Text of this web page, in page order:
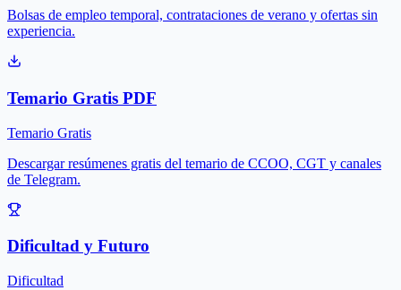
Bolsas de empleo temporal, contrataciones de verano y ofertas sin
experiencia.
Temario Gratis PDF
Temario Gratis
Descargar resúmenes gratis del temario de CCOO, CGT y canales
de Telegram.
Dificultad y Futuro
Dificultad